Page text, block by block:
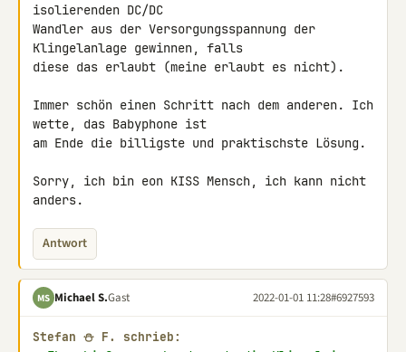
isolierenden DC/DC
Wandler aus der Versorgungsspannung der
Klingelanlage gewinnen, falls
diese das erlaubt (meine erlaubt es nicht).
Immer schön einen Schritt nach dem anderen. Ich
wette, das Babyphone ist
am Ende die billigste und praktischste Lösung.
Sorry, ich bin eon KISS Mensch, ich kann nicht
anders.
Antwort
MS Michael S.Gast 2022-01-01 11:28#6927593
Stefan ⛄ F. schrieb: